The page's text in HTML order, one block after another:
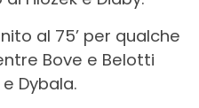
al 75’ per qualche
Bove e Belotti
Dybala.